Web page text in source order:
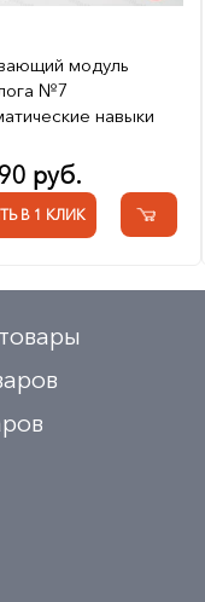
модуль
№7
навыки
руб.
В 1 КЛИК